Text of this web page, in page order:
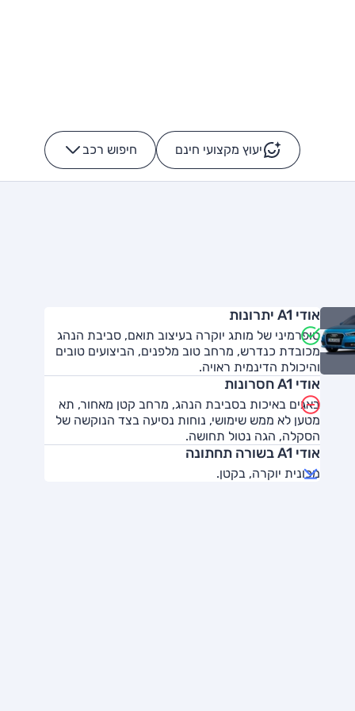
יעוץ מקצועי חינם חיפוש רכב -
אודי A1 יתרונות
סופרמיני של מותג יוקרה בעיצוב תואם, סביבת הנהג
מכובדת כנדרש, מרחב טוב מלפנים, הביצועים טובים
והיכולת הדינמית ראויה.
אודי A1 חסרונות
באגים באיכות בסביבת הנהג, מרחב קטן מאחור, תא
מטען לא ממש שימושי, נוחות נסיעה בצד הנוקשה של
הסקלה, הגה נטול תחושה.
אודי A1 בשורה תחתונה
מכונית יוקרה, בקטן.